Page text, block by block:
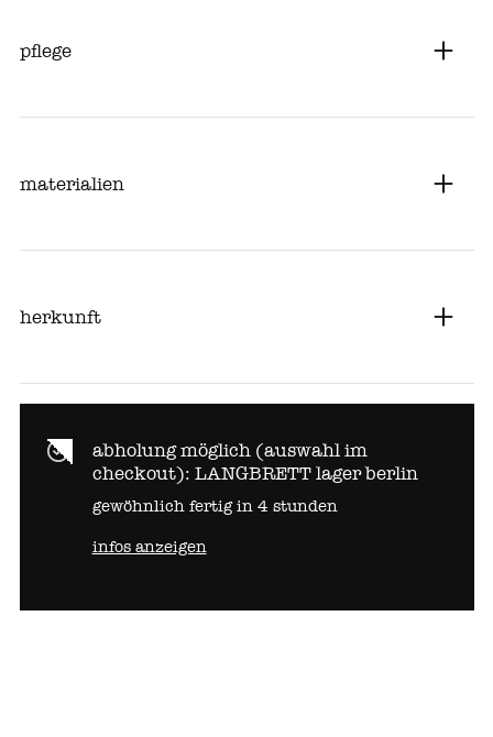
pflege
materialien
herkunft
abholung möglich (auswahl im
checkout): LANGBRETT lager berlin
gewöhnlich fertig in 4 stunden
infos anzeigen